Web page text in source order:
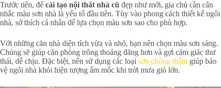
Trước tiên, để cải tạo nội thất nhà cũ đẹp như mới, gia chủ cần cân
nhắc màu sơn nhà là yếu tố đầu tiên. Tùy vào phong cách thiết kế ngôi
nhà, sở thích cá nhân để lựa chọn màu sơn sao cho phù hợp.
Với những căn nhà diện tích vừa và nhỏ, bạn nên chọn màu sơn sáng.
Chúng sẽ giúp căn phòng trông thoáng đãng hơn và gợi cảm giác thư
thái, dễ chịu. Đặc biệt, nên sử dụng các loại sơn chống thấm giúp bảo
vệ ngôi nhà khỏi hiện tượng ẩm mốc khi trời mưa gió lớn.